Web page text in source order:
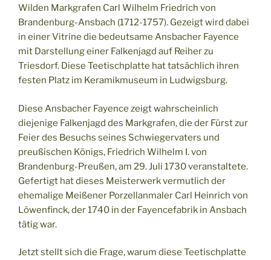
Wilden Markgrafen Carl Wilhelm Friedrich von
Brandenburg-Ansbach (1712-1757). Gezeigt wird dabei
in einer Vitrine die bedeutsame Ansbacher Fayence
mit Darstellung einer Falkenjagd auf Reiher zu
Triesdorf. Diese Teetischplatte hat tatsächlich ihren
festen Platz im Keramikmuseum in Ludwigsburg.
Diese Ansbacher Fayence zeigt wahrscheinlich
diejenige Falkenjagd des Markgrafen, die der Fürst zur
Feier des Besuchs seines Schwiegervaters und
preußischen Königs, Friedrich Wilhelm I. von
Brandenburg-Preußen, am 29. Juli 1730 veranstaltete.
Gefertigt hat dieses Meisterwerk vermutlich der
ehemalige Meißener Porzellanmaler Carl Heinrich von
Löwenfinck, der 1740 in der Fayencefabrik in Ansbach
tätig war.
Jetzt stellt sich die Frage, warum diese Teetischplatte